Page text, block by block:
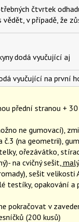
čtvrtek
vědět, v případě, že
dodá vyučující aj
vyučující na první
přední stranou + 30
ne gumovací),
č.3 (na geometrii),
ořezávátko,
na cvičný sešit,
sešit
testíky, opakování a
pokračovat v
(200 kusů)